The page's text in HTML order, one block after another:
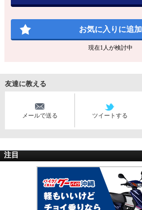
お気に入りに追加
現在1人が検討中
友達に教える
メールで送る ツイートする
注目